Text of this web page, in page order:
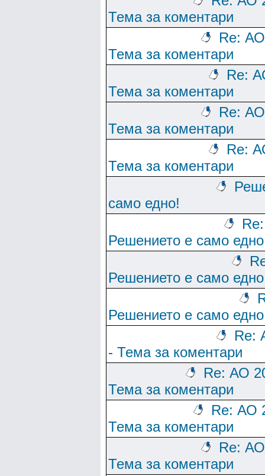
Тема за коментари
Re:
Тема за коментари
Re:
Тема за коментари
Re:
Тема за коментари
Re:
Тема за коментари
само едно!
Re:
Решението е само
Решението е само
Решението е само
Re:
- Тема за коментари
Re: АО
Тема за коментари
Re: АО
Тема за коментари
Re:
Тема за коментари